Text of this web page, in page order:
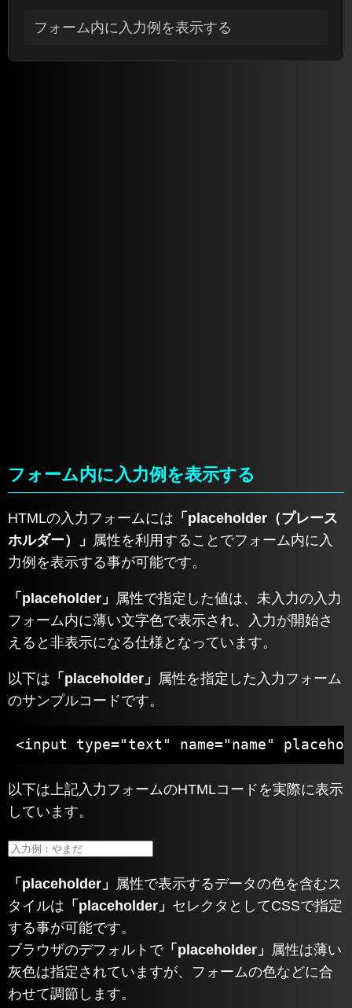
フォーム内に入力例を表示する
フォーム内に入力例を表示する
HTMLの入力フォームには 「placeholder（プレース
ホルダー）」 属性を利用することでフォーム内に入
力例を表示する事が可能です。
「placeholder」 属性で指定した値は、未入力の入力
フォーム内に薄い文字色で表示され、入力が開始さ
えると非表示になる仕様となっています。
以下は 「placeholder」 属性を指定した入力フォーム
のサンプルコードです。
<input type="text" name="name"
以下は上記入力フォームのHTMLコードを実際に表示
しています。
「placeholder」 属性で表示するデータの色を含むス
タイルは 「placeholder」 セレクタとしてCSSで指定
する事が可能です。
ブラウザのデフォルトで「placeholder」 属性は薄い
灰色は指定されていますが、フォームの色などに合
わせて調節します。